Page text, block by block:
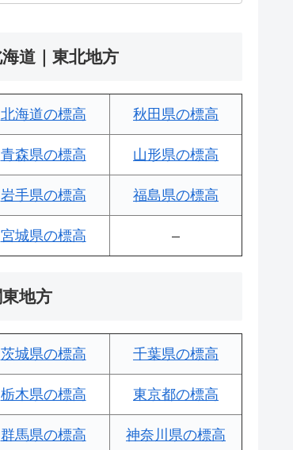
道｜東北地方
北海道の標高 秋田県の標高
青森県の標高 山形県の標高
岩手県の標高 福島県の標高
宮城県の標高 –
東地方
茨城県の標高 千葉県の標高
栃木県の標高 東京都の標高
群馬県の標高 神奈川県の標高